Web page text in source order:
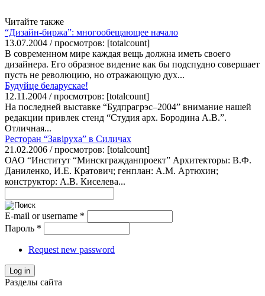
Читайте также
“Дизайн-биржа”: многообещающее начало
13.07.2004 / просмотров: [totalcount]
В современном мире каждая вещь должна иметь своего
дизайнера. Его образное видение как бы подспудно совершает
пусть не революцию, но отражающую дух...
Будуйце беларускае!
12.11.2004 / просмотров: [totalcount]
На последней выставке “Будпрагрэс–2004” внимание нашей
редакции привлек стенд “Студия арх. Бородина А.В.”.
Отличная...
Ресторан “Завiруха” в Силичах
21.02.2006 / просмотров: [totalcount]
ОАО “Институт “Минскгражданпроект” Архитекторы: В.Ф.
Даниленко, И.Е. Кратович; генплан: А.М. Артюхин;
конструктор: А.В. Киселева...
E-mail or username *
Пароль *
Request new password
Log in
Разделы сайта